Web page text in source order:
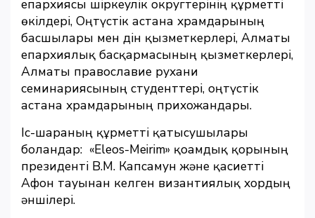
епархиясы шіркеулік округтерінің құрметті
өкілдері, Оңтүстік астана храмдарының
басшылары мен дін қызметкерлері, Алматы
епархиялық басқармасының қызметкерлері,
Алматы православие рухани
семинариясының студенттері, оңтүстік
астана храмдарының прихожандары.
Іс-шараның құрметті қатысушылары
болғандар: «Eleos-Meirim» қоғамдық қорының
президенті В.М. Капсамун және қасиетті
Афон тауынан келген византиялық хордың
әншілері.